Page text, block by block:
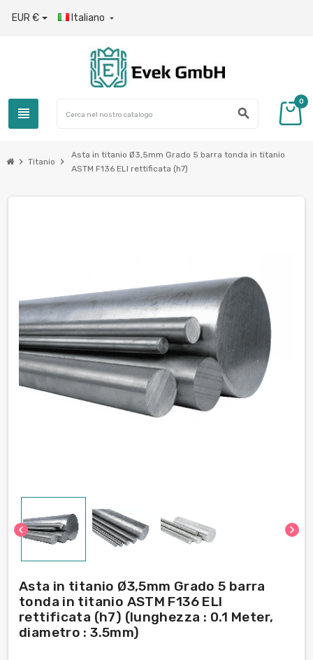
EUR € Italiano 
view_headline search
0
chevron_right Titanio chevron_right
Asta in titanio Ø3,5mm Grado 5 barra tonda in titanio
ASTM F136 ELI rettificata (h7)
chevron_left chevron_right
Asta in titanio Ø3,5mm Grado 5 barra
tonda in titanio ASTM F136 ELI
rettificata (h7) (lunghezza : 0.1 Meter,
diametro : 3.5mm)